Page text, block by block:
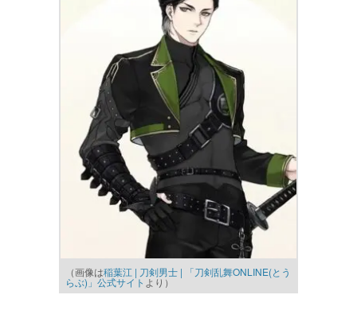
（画像は稲葉江 | 刀剣男士 | 「刀剣乱舞ONLINE(とう
らぶ)」公式サイト より）